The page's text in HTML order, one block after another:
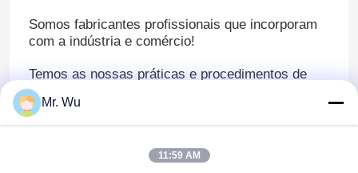
Somos fabricantes profissionais que incorporam
com a indústria e comércio!
Temos as nossas práticas e procedimentos de
controlo de qualidade que se incorporam na
gestão rigorosa do controlo de qualidade do
produto, para garantir que cada produto entregue
Mr. Wu
11:59 AM